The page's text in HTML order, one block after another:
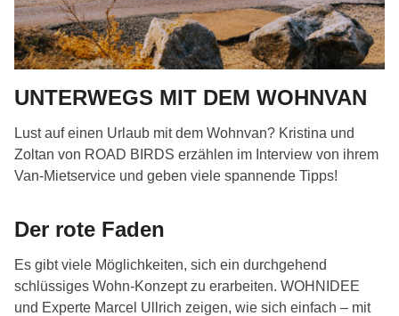
UNTERWEGS MIT DEM WOHNVAN
Lust auf einen Urlaub mit dem Wohnvan? Kristina und
Zoltan von ROAD BIRDS erzählen im Interview von ihrem
Van-Mietservice und geben viele spannende Tipps!
Der rote Faden
Es gibt viele Möglichkeiten, sich ein durchgehend
schlüssiges Wohn-Konzept zu erarbeiten. WOHNIDEE
und Experte Marcel Ullrich zeigen, wie sich einfach – mit